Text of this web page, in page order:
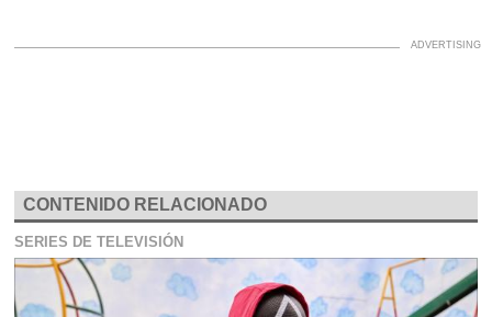
CONTENIDO RELACIONADO
SERIES DE TELEVISIÓN